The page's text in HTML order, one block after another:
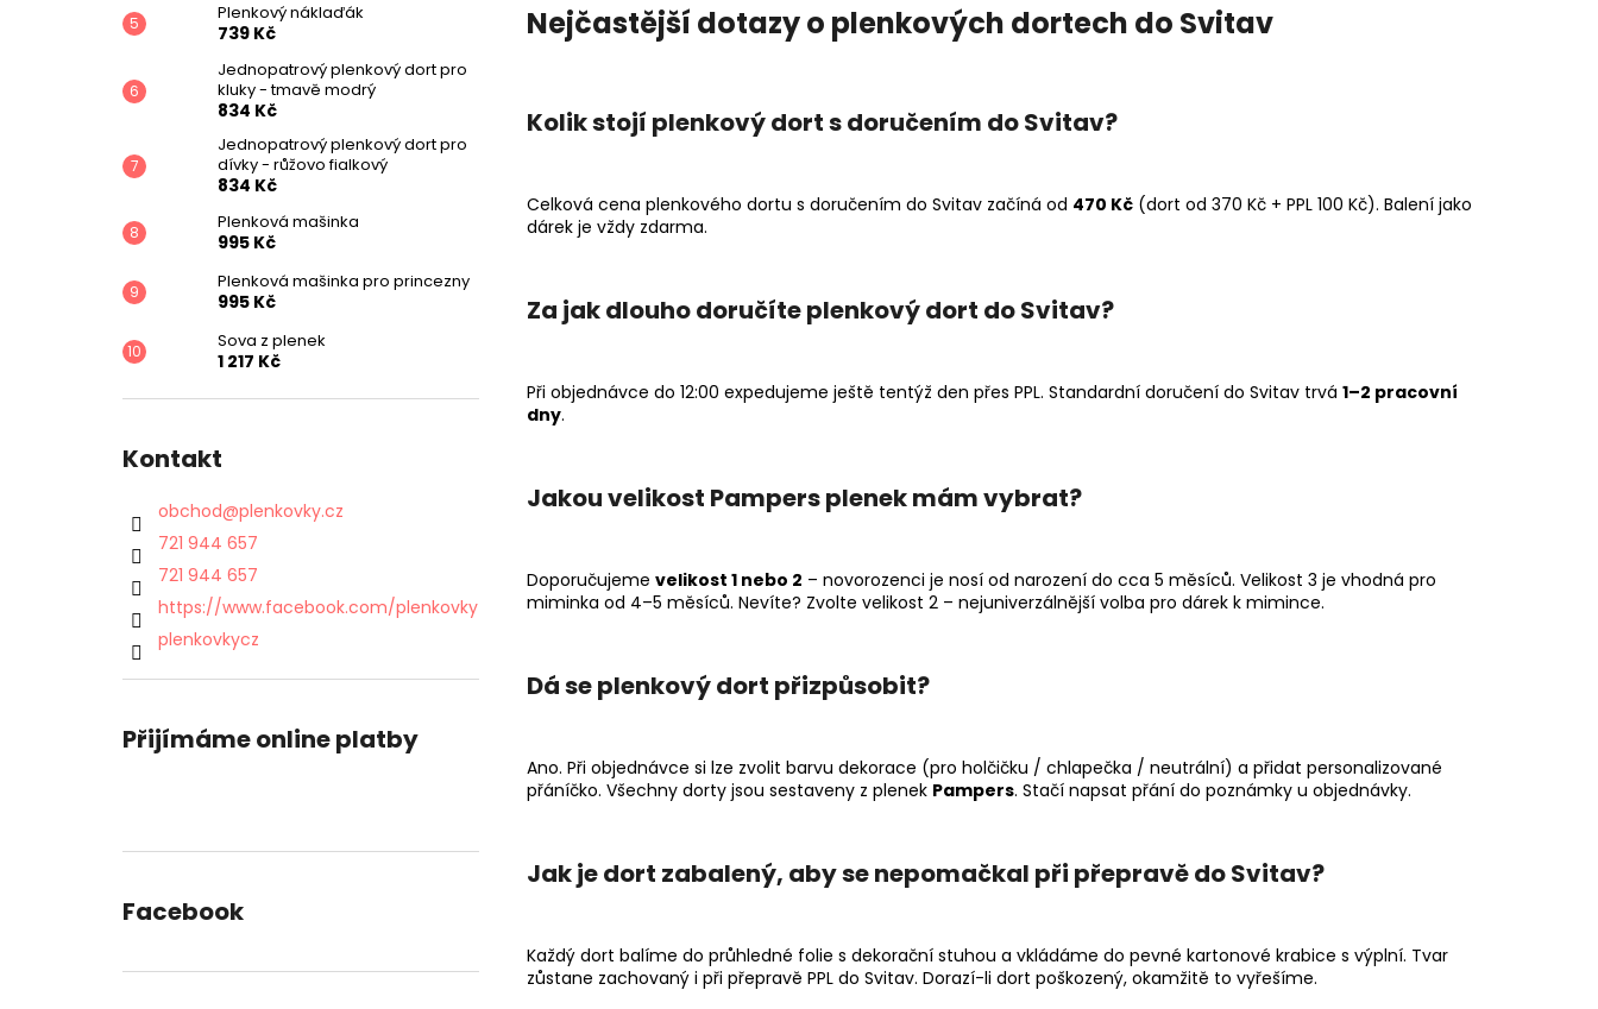
Plenkový náklaďák
739 Kč
Jednopatrový plenkový dort pro
kluky - tmavě modrý
834 Kč
Jednopatrový plenkový dort pro
dívky - růžovo fialkový
834 Kč
Plenková mašinka
995 Kč
Plenková mašinka pro princezny
995 Kč
Sova z plenek
1 217 Kč
Kontakt
obchod@plenkovky.cz
721 944 657
721 944 657
https://www.facebook.com/plenkovky
plenkovkycz
Přijímáme online platby
Facebook
Nejčastější dotazy o plenkových dortech do Svitav
Kolik stojí plenkový dort s doručením do Svitav?
Celková cena plenkového dortu s doručením do Svitav začíná od 470 Kč (dort od 370 Kč + PPL 100 Kč). Balení jako
dárek je vždy zdarma.
Za jak dlouho doručíte plenkový dort do Svitav?
Při objednávce do 12:00 expedujeme ještě tentýž den přes PPL. Standardní doručení do Svitav trvá 1–2 pracovní
dny.
Jakou velikost Pampers plenek mám vybrat?
Doporučujeme velikost 1 nebo 2 – novorozenci je nosí od narození do cca 5 měsíců. Velikost 3 je vhodná pro
miminka od 4–5 měsíců. Nevíte? Zvolte velikost 2 – nejuniverzálnější volba pro dárek k mimince.
Dá se plenkový dort přizpůsobit?
Ano. Při objednávce si lze zvolit barvu dekorace (pro holčičku / chlapečka / neutrální) a přidat personalizované
přáníčko. Všechny dorty jsou sestaveny z plenek Pampers. Stačí napsat přání do poznámky u objednávky.
Jak je dort zabalený, aby se nepomačkal při přepravě do Svitav?
Každý dort balíme do průhledné folie s dekorační stuhou a vkládáme do pevné kartonové krabice s výplní. Tvar
zůstane zachovaný i při přepravě PPL do Svitav. Dorazí-li dort poškozený, okamžitě to vyřešíme.